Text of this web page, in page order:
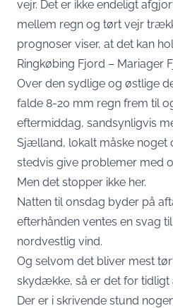
vejr. Det er ikke endeligt
mellem regn og tørt vejr
prognoser viser, at det kan
Ringkøbing Fjord – Mariager
Over den sydlige og østlige
falde 8-20 mm regn frem til
eftermiddag, sandsynligvis
Sjælland, lokalt måske noget
stedvis give problemer med
Men det stopper ikke her.
Natten til onsdag byder på
efterhånden ventes en svag
nordvestlig vind.
Og selvom det bliver mest
skydække, så er det for tidligt
Der er i skrivende stund